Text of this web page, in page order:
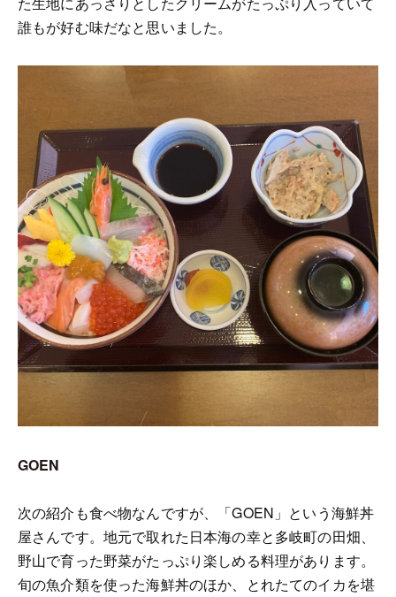
誰もが好む味だなと思いました。
GOEN
次の紹介も食べ物なんですが、「GOEN」という海鮮丼
屋さんです。地元で取れた日本海の幸と多岐町の田畑、
野山で育った野菜がたっぷり楽しめる料理があります。
旬の魚介類を使った海鮮丼のほか、とれたてのイカを堪